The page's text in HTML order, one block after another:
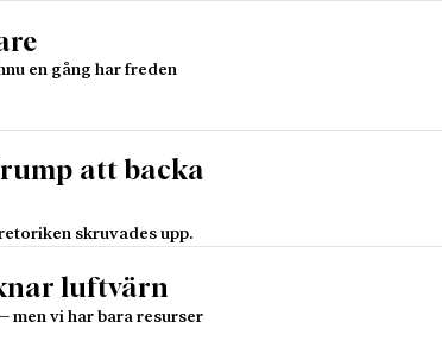
en gång har freden
att backa
skruvades upp.
luftvärn
men vi har bara resurser